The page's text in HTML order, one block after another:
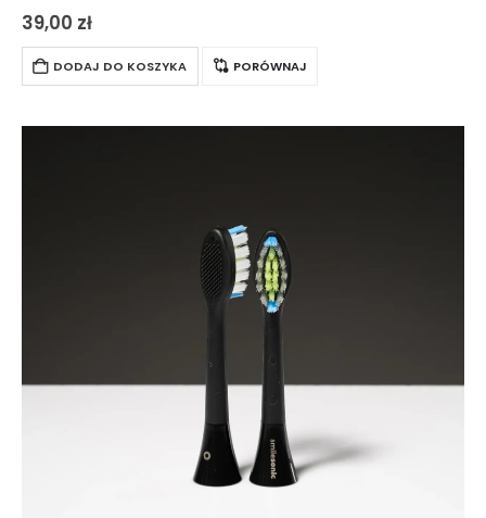
codziennego mycia zębów. Wyposażone w średnio-twarde
włosie wysokiej jakości, które zmienia kolor w miarę zużycia,…
39,00 zł
DODAJ DO KOSZYKA PORÓWNAJ